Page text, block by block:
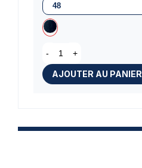
- +
AJOUTER AU PANIER